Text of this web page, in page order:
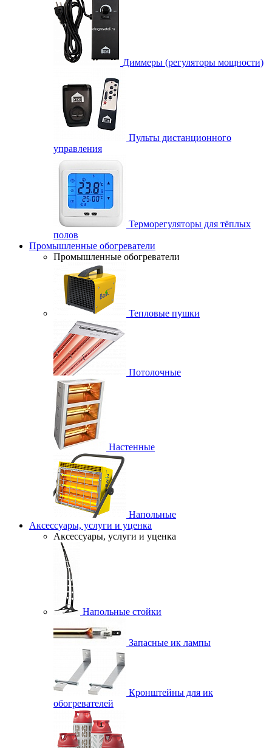
Диммеры (регуляторы мощности)
Пульты дистанционного
управления
Терморегуляторы для тёплых
полов
Промышленные обогреватели
Промышленные обогреватели
Тепловые пушки
Потолочные
Настенные
Напольные
Аксессуары, услуги и уценка
Аксессуары, услуги и уценка
Напольные стойки
Запасные ик лампы
Кронштейны для ик
обогревателей